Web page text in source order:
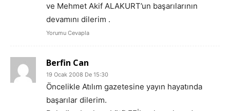
ve Mehmet Akif ALAKURT’un başarılarının
devamını dilerim .
Yorumu Cevapla
Berfin Can
19 Ocak 2008 De 15:30
Öncelikle Atılım gazetesine yayın hayatında
başarılar dilerim.